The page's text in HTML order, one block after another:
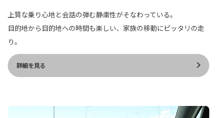
上質な乗り心地と会話の弾む静粛性がそなわっている。
目的地から目的地への時間も楽しい、家族の移動にピッタリの走
り。
詳細を見る